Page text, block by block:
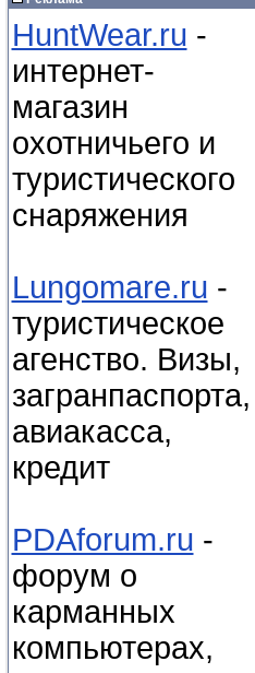
HuntWear.ru -
интернет-
магазин
охотничьего и
туристического
снаряжения
Lungomare.ru -
туристическое
агенство. Визы,
загранпаспорта,
авиакасса,
кредит
PDAforum.ru -
форум о
карманных
компьютерах,